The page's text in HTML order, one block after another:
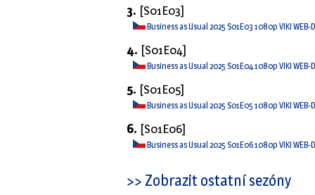
3. [S01E03]
Business as Usual 2025 S01E03 1080p VIKI WEB-
4. [S01E04]
Business as Usual 2025 S01E04 1080p VIKI WEB-
5. [S01E05]
Business as Usual 2025 S01E05 1080p VIKI WEB-
6. [S01E06]
Business as Usual 2025 S01E06 1080p VIKI WEB-
>> Zobrazit ostatní sezóny